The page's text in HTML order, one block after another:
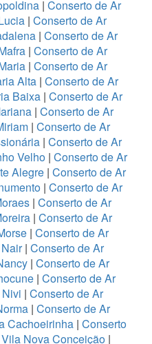
| Conserto de Ar
| Conserto de Ar
| Conserto de Ar
| Conserto de Ar
| Conserto de Ar
Alta| Conserto de Ar
Baixa | Conserto de Ar
| Conserto de Ar
| Conserto de Ar
| Conserto de Ar
Velho| Conserto de Ar
Alegre | Conserto de Ar
| Conserto de Ar
| Conserto de Ar
| Conserto de Ar
| Conserto de Ar
| Conserto de Ar
| Conserto de Ar
| Conserto de Ar
| Conserto de Ar
| Conserto de Ar
Cachoeirinha| Conserto
Nova Conceição|